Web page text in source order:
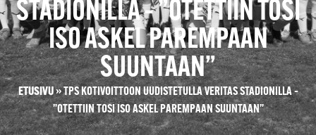
STADIONILLA – ”OTETTIIN TOSI
ISO ASKEL PAREMPAAN
SUUNTAAN”
ETUSIVU»TPS KOTIVOITTOON UUDISTETULLA VERITAS STADIONILLA –
”OTETTIIN TOSI ISO ASKEL PAREMPAAN SUUNTAAN”